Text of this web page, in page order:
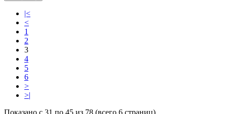
|<
<
1
2
3
4
5
6
>
>|
Показано с 31 по 45 из 78 (всего 6 страниц)